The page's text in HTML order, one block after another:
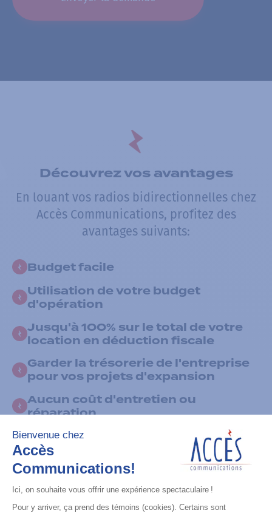
Découvrez vos avantages
En louant vos radios bidirectionnelles chez
Accès Communications, profitez des
avantages suivants:
Budget facile
Utilisation de votre budget
d'opération
Jusqu'à 100% sur le total de votre
location en déduction fiscale
Garder la trésorerie de l'entreprise
pour vos projets d'expansion
Aucun coût d'entretien ou
réparation
Remplacement d'un appareil ou
accessoires déféctueux sans aucun
frais